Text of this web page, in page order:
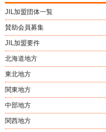
JIL加盟団体一覧
賛助会員募集
JIL加盟要件
北海道地方
東北地方
関東地方
中部地方
関西地方